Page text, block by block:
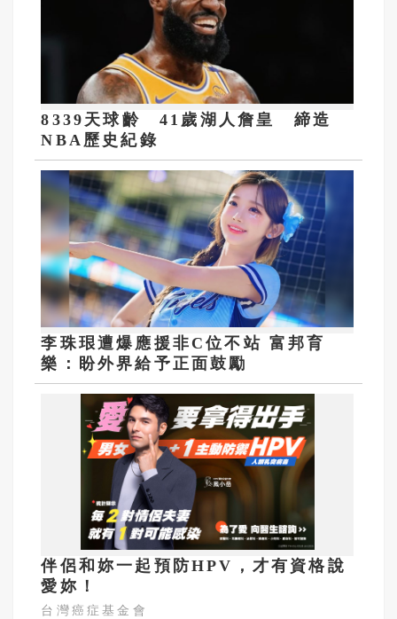
8339天球齡 41歲湖人詹皇 締造
NBA歷史紀錄
李珠珢遭爆應援非C位不站 富邦育
樂：盼外界給予正面鼓勵
伴侶和妳一起預防HPV，才有資格說
愛妳！
台灣癌症基金會